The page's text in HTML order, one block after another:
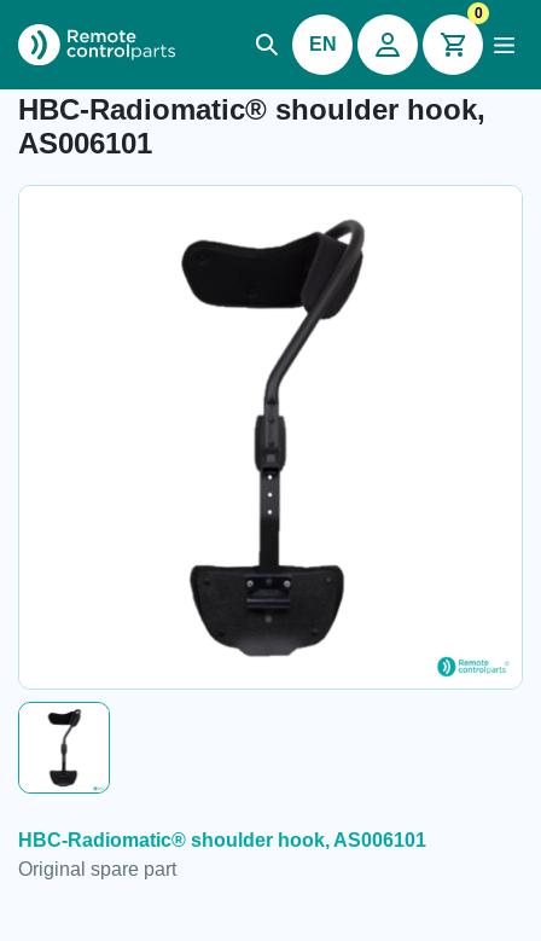
EN
0
Item number: 04.938.9.6
HBC-Radiomatic® shoulder hook,
AS006101
HBC-Radiomatic® shoulder hook, AS006101
Original spare part